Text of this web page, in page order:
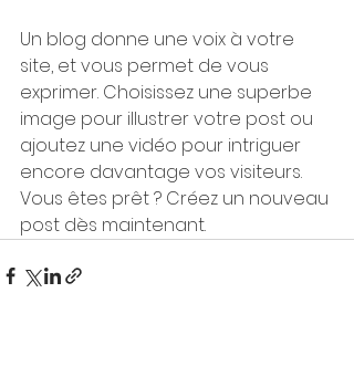
Un blog donne une voix à votre
site, et vous permet de vous
exprimer. Choisissez une superbe
image pour illustrer votre post ou
ajoutez une vidéo pour intriguer
encore davantage vos visiteurs.
Vous êtes prêt ? Créez un nouveau
post dès maintenant.